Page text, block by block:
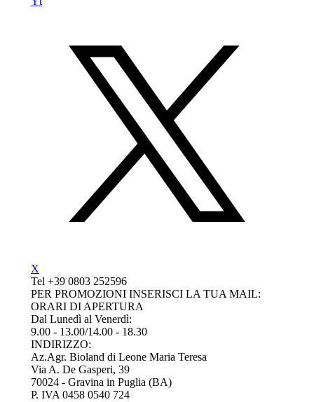
X
Tel +39 0803 252596
PER PROMOZIONI INSERISCI LA TUA MAIL:
ORARI DI APERTURA
Dal Lunedì al Venerdì:
9.00 - 13.00/14.00 - 18.30
INDIRIZZO:
Az.Agr. Bioland di Leone Maria Teresa
Via A. De Gasperi, 39
70024 - Gravina in Puglia (BA)
P. IVA 0458 0540 724